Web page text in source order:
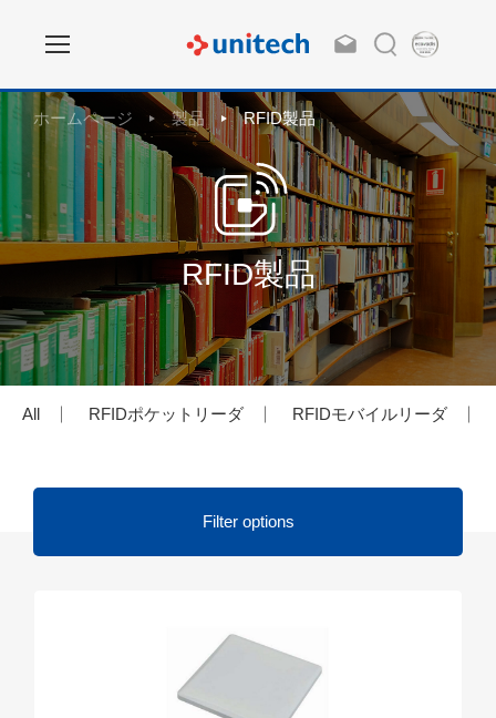
ホームページ 製品 RFID製品
RFID製品
All RFIDポケットリーダ RFIDモバイルリーダ
Filter options